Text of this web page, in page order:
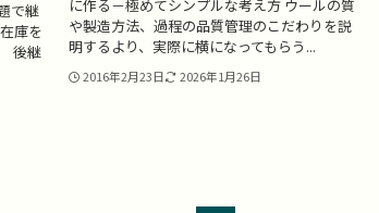
で継
庫を
後継
に作る－極めてシンプルな考え方 ウールの質
や製造方法、過程の品質管理のこだわりを説
明するより、実際に横になってもらう...
2016年2月23日 2026年1月26日